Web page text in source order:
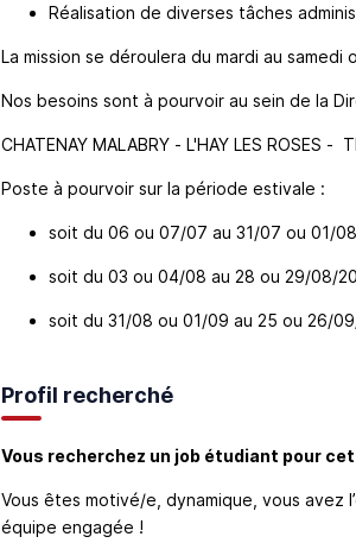
Réalisation de diverses tâches
La mission se déroulera du mardi au samedi
Nos besoins sont à pourvoir au sein de la
CHATENAY MALABRY - L'HAY LES ROSES -
Poste à pourvoir sur la période estivale :
soit du 06 ou 07/07 au 31/07 ou 01/
soit du 03 ou 04/08 au 28 ou 29/08/
soit du 31/08 ou 01/09 au 25 ou 26/
Profil recherché
Vous recherchez un job étudiant pour
Vous êtes motivé/e, dynamique, vous avez
équipe engagée !